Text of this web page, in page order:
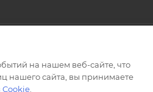
на нашем веб-сайте, что
нашего сайта, вы принимаете